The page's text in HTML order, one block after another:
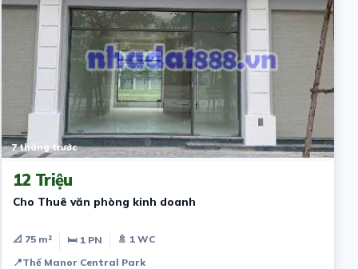
7 tháng trước
12 Triệu
Cho Thuê văn phòng kinh doanh
📐 75 m² 🛏 1 PN
🚿 1 WC
📍Thế Manor Central Park